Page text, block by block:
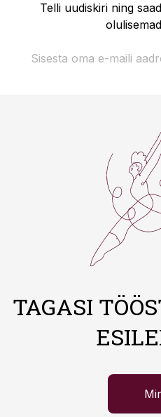
Telli uudiskiri ning
TAGASI